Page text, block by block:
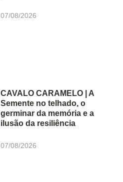
07/08/2026
CAVALO CARAMELO | A
Semente no telhado, o
germinar da memória e a
ilusão da resiliência
07/08/2026